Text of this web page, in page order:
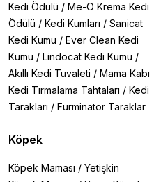
Kedi Ödülü / Me-O Krema Kedi
Ödülü / Kedi Kumları / Sanicat
Kedi Kumu / Ever Clean Kedi
Kumu / Lindocat Kedi Kumu /
Akıllı Kedi Tuvaleti / Mama Kabı
Kedi Tırmalama Tahtaları / Kedi
Tarakları / Furminator Taraklar
Köpek
Köpek Maması / Yetişkin